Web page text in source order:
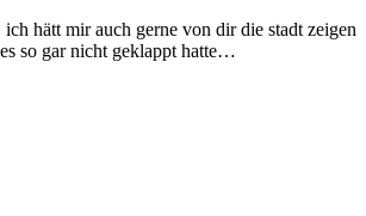
hätt mir auch gerne von dir die stadt zeigen
es so gar nicht geklappt hatte…